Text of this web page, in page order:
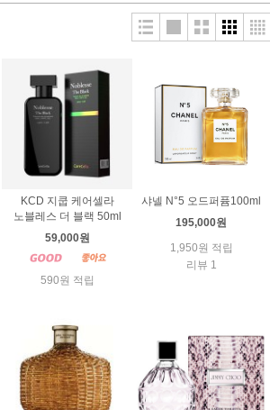
KCD 지쿱 케어셀라
노블레스 더 블랙 50ml
59,000원
590원 적립
샤넬 N°5 오드퍼퓸100ml
195,000원
1,950원 적립
리뷰 1